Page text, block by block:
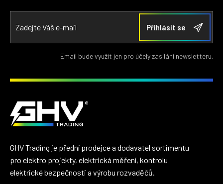
Email bude využit jen pro účely zasílání newsletteru.
GHV Trading je přední prodejce a dodavatel sortimentu
pro elektro projekty, elektrická měření, kontrolu
elektrické bezpečnosti a výrobu rozvaděčů.